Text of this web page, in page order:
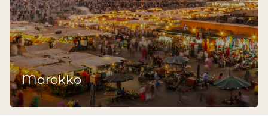
Marokko